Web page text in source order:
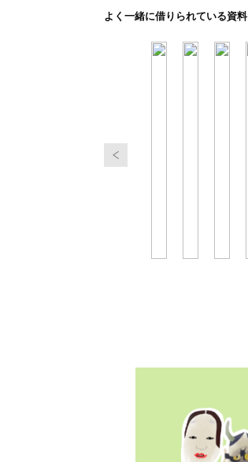
よく一緒に借りられている資料